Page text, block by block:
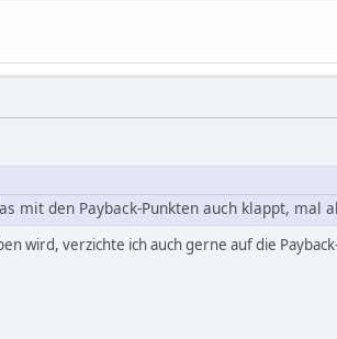
mit den Payback-Punkten auch klappt, mal
wird, verzichte ich auch gerne auf die